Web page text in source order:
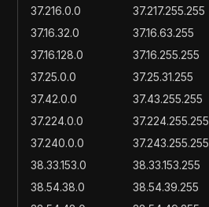
37.216.0.0
37.217.255.255
37.16.32.0
37.16.63.255
37.16.128.0
37.16.255.255
37.25.0.0
37.25.31.255
37.42.0.0
37.43.255.255
37.224.0.0
37.224.255.255
37.240.0.0
37.243.255.255
38.33.153.0
38.33.153.255
38.54.38.0
38.54.39.255